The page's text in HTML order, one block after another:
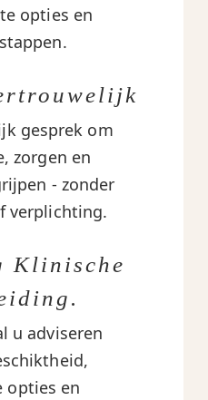
opties en
gesprek om
zorgen en
- zonder
verplichting.
Klinische
u adviseren
opties en